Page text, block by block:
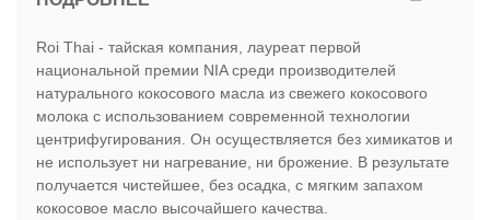
Roi Thai - тайская компания, лауреат первой
национальной премии NIA среди производителей
натурального кокосового масла из свежего кокосового
молока с использованием современной технологии
центрифугирования. Он осуществляется без химикатов и
не использует ни нагревание, ни брожение. В результате
получается чистейшее, без осадка, с мягким запахом
кокосовое масло высочайшего качества.